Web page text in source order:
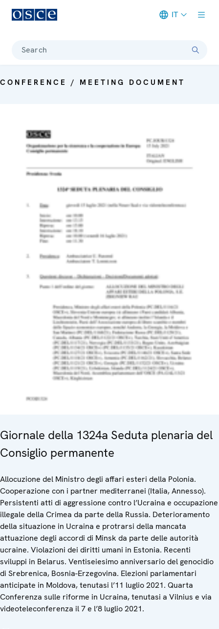
IT
Search
CONFERENCE / MEETING DOCUMENT
Giornale della 1324a Seduta plenaria del
Consiglio permanente
Allocuzione del Ministro degli affari esteri della Polonia.
Cooperazione con i partner mediterranei (Italia, Annesso).
Persistenti atti di aggressione contro l’Ucraina e occupazione
illegale della Crimea da parte della Russia. Deterioramento
della situazione in Ucraina e protrarsi della mancata
attuazione degli accordi di Minsk da parte delle autorità
ucraine. Violazioni dei diritti umani in Estonia. Recenti
sviluppi in Belarus. Ventiseiesimo anniversario del genocidio
di Srebrenica, Bosnia-Erzegovina. Elezioni parlamentari
anticipate in Moldova, tenutasi l’11 luglio 2021. Quarta
Conferenza sulle riforme in Ucraina, tenutasi a Vilnius e via
videoteleconferenza il 7 e l’8 luglio 2021.